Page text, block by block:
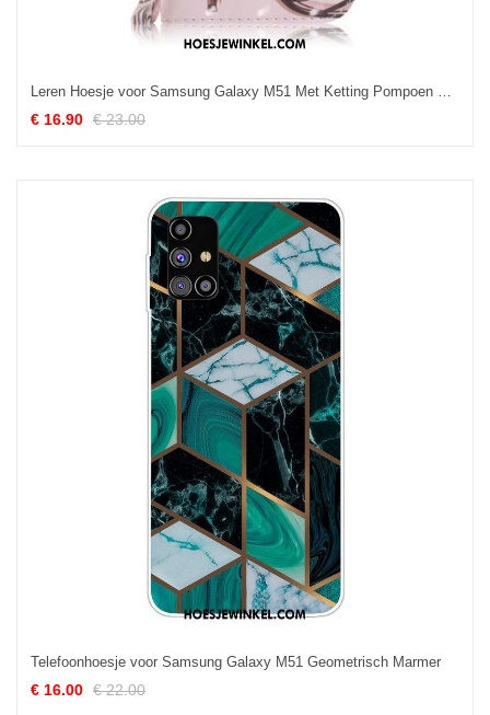
Leren Hoesje voor Samsung Galaxy M51 Met Ketting Pompoen Met Bandjes
€ 16.90 € 23.00
Telefoonhoesje voor Samsung Galaxy M51 Geometrisch Marmer
€ 16.00 € 22.00